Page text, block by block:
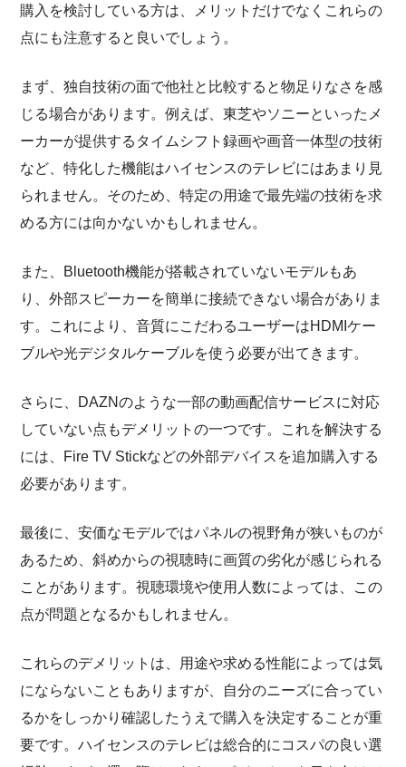
購入を検討している方は、メリットだけでなくこれらの
点にも注意すると良いでしょう。
まず、独自技術の面で他社と比較すると物足りなさを感
じる場合があります。例えば、東芝やソニーといったメ
ーカーが提供するタイムシフト録画や画音一体型の技術
など、特化した機能はハイセンスのテレビにはあまり見
られません。そのため、特定の用途で最先端の技術を求
める方には向かないかもしれません。
また、Bluetooth機能が搭載されていないモデルもあ
り、外部スピーカーを簡単に接続できない場合がありま
す。これにより、音質にこだわるユーザーはHDMIケー
ブルや光デジタルケーブルを使う必要が出てきます。
さらに、DAZNのような一部の動画配信サービスに対応
していない点もデメリットの一つです。これを解決する
には、Fire TV Stickなどの外部デバイスを追加購入する
必要があります。
最後に、安価なモデルではパネルの視野角が狭いものが
あるため、斜めからの視聴時に画質の劣化が感じられる
ことがあります。視聴環境や使用人数によっては、この
点が問題となるかもしれません。
これらのデメリットは、用途や求める性能によっては気
にならないこともありますが、自分のニーズに合ってい
るかをしっかり確認したうえで購入を決定することが重
要です。ハイセンスのテレビは総合的にコスパの良い選